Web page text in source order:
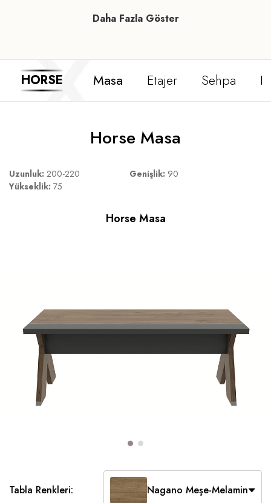
dengesinin yaşama
duruşu, diğer kesitlerde koyu renk ve ahşap renklerinin zıtlığıyla
Daha Fazla Göster
HORSE Masa Etajer Sehpa
Horse Masa
Uzunluk: 200-220 Genişlik: 90
Yükseklik: 75
Horse Masa
Tabla Renkleri: Nagano Meşe-Melamin